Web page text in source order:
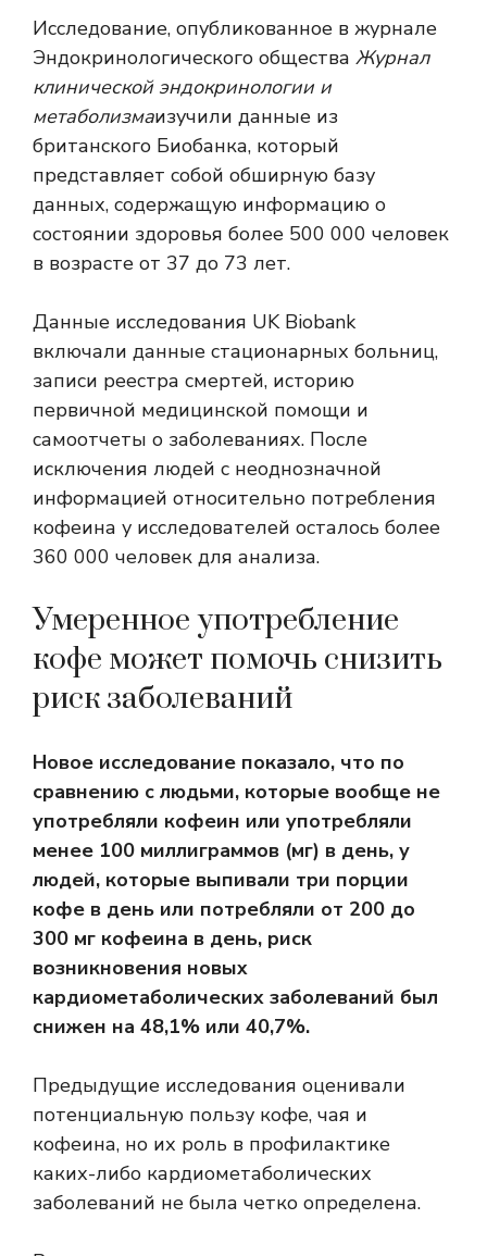
Исследование, опубликованное в журнале
Эндокринологического общества Журнал
клинической эндокринологии и
метаболизмаизучили данные из
британского Биобанка, который
представляет собой обширную базу
данных, содержащую информацию о
состоянии здоровья более 500 000 человек
в возрасте от 37 до 73 лет.
Данные исследования UK Biobank
включали данные стационарных больниц,
записи реестра смертей, историю
первичной медицинской помощи и
самоотчеты о заболеваниях. После
исключения людей с неоднозначной
информацией относительно потребления
кофеина у исследователей осталось более
360 000 человек для анализа.
Умеренное употребление
кофе может помочь снизить
риск заболеваний
Новое исследование показало, что по
сравнению с людьми, которые вообще не
употребляли кофеин или употребляли
менее 100 миллиграммов (мг) в день, у
людей, которые выпивали три порции
кофе в день или потребляли от 200 до
300 мг кофеина в день, риск
возникновения новых
кардиометаболических заболеваний был
снижен на 48,1% или 40,7%.
Предыдущие исследования оценивали
потенциальную пользу кофе, чая и
кофеина, но их роль в профилактике
каких-либо кардиометаболических
заболеваний не была четко определена.